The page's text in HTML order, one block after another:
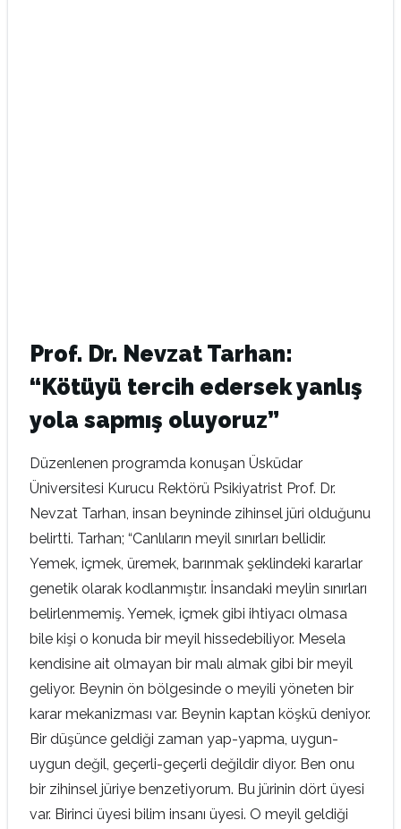
Prof. Dr. Nevzat Tarhan:
“Kötüyü tercih edersek yanlış
yola sapmış oluyoruz”
Düzenlenen programda konuşan Üsküdar
Üniversitesi Kurucu Rektörü Psikiyatrist Prof. Dr.
Nevzat Tarhan, insan beyninde zihinsel jüri olduğunu
belirtti. Tarhan; “Canlıların meyil sınırları bellidir.
Yemek, içmek, üremek, barınmak şeklindeki kararlar
genetik olarak kodlanmıştır. İnsandaki meylin sınırları
belirlenmemiş. Yemek, içmek gibi ihtiyacı olmasa
bile kişi o konuda bir meyil hissedebiliyor. Mesela
kendisine ait olmayan bir malı almak gibi bir meyil
geliyor. Beynin ön bölgesinde o meyili yöneten bir
karar mekanizması var. Beynin kaptan köşkü deniyor.
Bir düşünce geldiği zaman yap-yapma, uygun-
uygun değil, geçerli-geçerli değildir diyor. Ben onu
bir zihinsel jüriye benzetiyorum. Bu jürinin dört üyesi
var. Birinci üyesi bilim insanı üyesi. O meyil geldiği